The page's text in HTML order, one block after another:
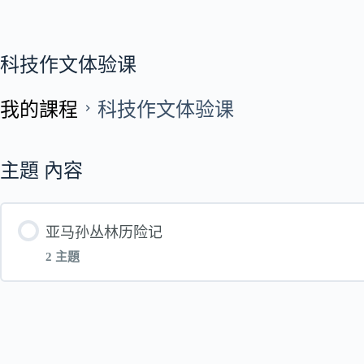
科技作文体验课
我的課程 科技作文体验课
主題 內容
亚马孙丛林历险记
2 主題